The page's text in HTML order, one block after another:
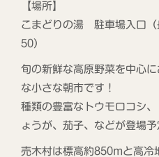
【場所】
こまどりの湯 駐車場入口（
50）
旬の新鮮な高原野菜を中心
な小さな朝市です！
種類の豊富なトウモロコシ
ょうが、茄子、などが登場予
売木村は標高約850mと高冷